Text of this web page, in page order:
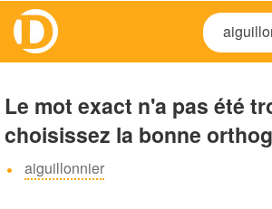
Le mot exact n'a pas été
choisissez la bonne
aiguillonnier